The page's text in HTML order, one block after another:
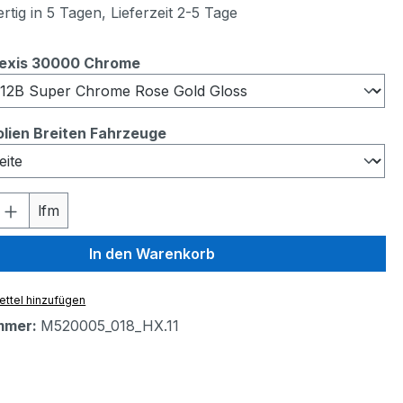
in 5 Tagen, Lieferzeit 2-5 Tage
30000 Chromeauswählen
Breiten Fahrzeugeauswählen
Anzahl: Gib den gewünschten Wert
lfm
In den Warenkorb
hinzufügen
M520005_018_HX.11